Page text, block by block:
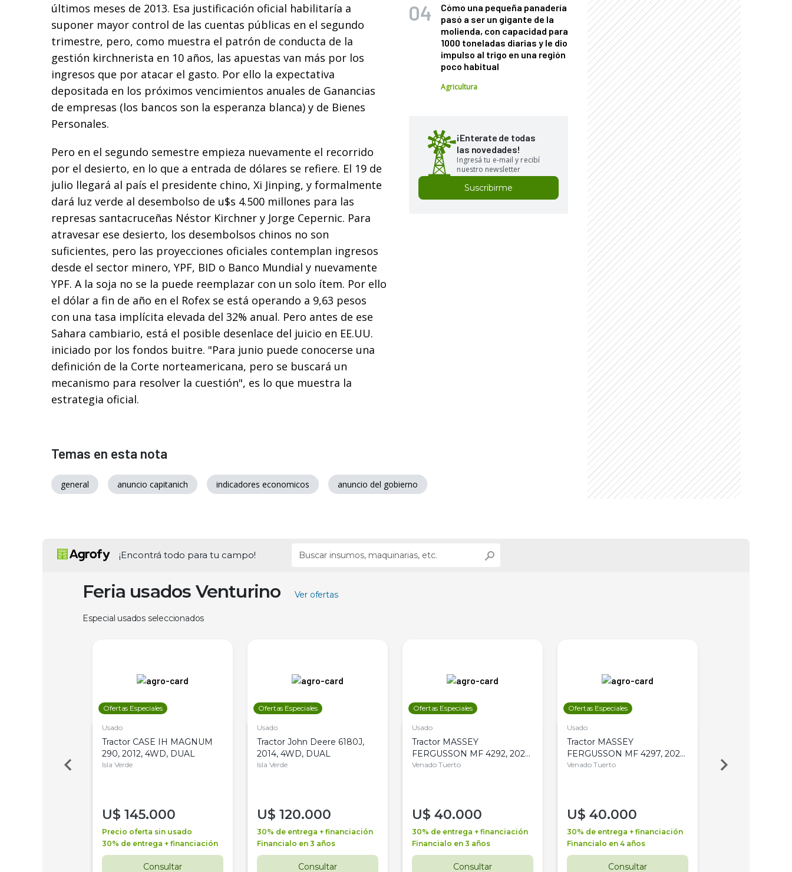
últimos meses de 2013. Esa justificación oficial habilitaría a
suponer mayor control de las cuentas públicas en el segundo
trimestre, pero, como muestra el patrón de conducta de la
gestión kirchnerista en 10 años, las apuestas van más por los
ingresos que por atacar el gasto. Por ello la expectativa
depositada en los próximos vencimientos anuales de Ganancias
de empresas (los bancos son la esperanza blanca) y de Bienes
Personales.
Pero en el segundo semestre empieza nuevamente el recorrido
por el desierto, en lo que a entrada de dólares se refiere. El 19 de
julio llegará al país el presidente chino, Xi Jinping, y formalmente
dará luz verde al desembolso de u$s 4.500 millones para las
represas santacruceñas Néstor Kirchner y Jorge Cepernic. Para
atravesar ese desierto, los desembolsos chinos no son
suficientes, pero las proyecciones oficiales contemplan ingresos
desde el sector minero, YPF, BID o Banco Mundial y nuevamente
YPF. A la soja no se la puede reemplazar con un solo ítem. Por ello
el dólar a fin de año en el Rofex se está operando a 9,63 pesos
con una tasa implícita elevada del 32% anual. Pero antes de ese
Sahara cambiario, está el posible desenlace del juicio en EE.UU.
iniciado por los fondos buitre. "Para junio puede conocerse una
definición de la Corte norteamericana, pero se buscará un
mecanismo para resolver la cuestión", es lo que muestra la
estrategia oficial.
Cómo una pequeña panadería
pasó a ser un gigante de la
molienda, con capacidad para
1000 toneladas diarias y le dio
impulso al trigo en una región
poco habitual
Agricultura
¡Enterate de todas
las novedades!
Ingresá tu e-mail y recibí
nuestro newsletter
Suscribirme
Temas en esta nota
general anuncio capitanich indicadores economicos anuncio del gobierno
¡Encontrá todo para tu campo!
Feria usados Venturino Ver ofertas
Especial usados seleccionados
Ofertas Especiales
Usado
Tractor CASE IH MAGNUM
290, 2012, 4WD, DUAL
Isla Verde
U$ 145.000
Precio oferta sin usado
30% de entrega + financiación
Consultar
Ofertas Especiales
Usado
Tractor John Deere 6180J,
2014, 4WD, DUAL
Isla Verde
U$ 120.000
30% de entrega + financiación
Financialo en 3 años
Consultar
Ofertas Especiales
Usado
Tractor MASSEY
FERGUSSON MF 4292, 2020,
4WD, PATON
Venado Tuerto
U$ 40.000
30% de entrega + financiación
Financialo en 3 años
Consultar
Ofertas Especiales
Usado
Tractor MASSEY
FERGUSSON MF 4297, 2020,
4WD, PATON
Venado Tuerto
U$ 40.000
30% de entrega + financiación
Financialo en 4 años
Consultar
Venado Tuerto